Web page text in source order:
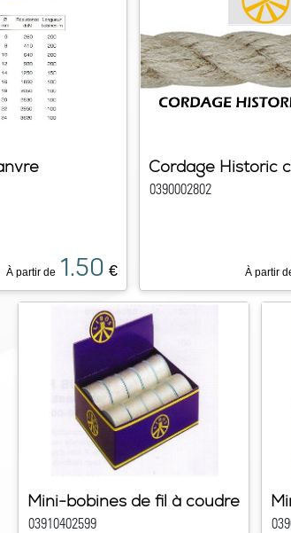
À partir de 1.50 €
Cordage Historic
0390002802
À partir
Mini-bobines de fil à coudre
03910402599